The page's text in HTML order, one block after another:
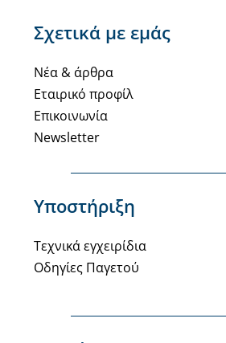
Σχετικά με εμάς
Νέα & άρθρα
Εταιρικό προφίλ
Επικοινωνία
Newsletter
Υποστήριξη
Τεχνικά εγχειρίδια
Οδηγίες Παγετού